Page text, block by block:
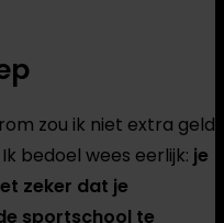
zou ik niet extra geld
bedoel wees eerlijk: je
zeker dat je
sportschool te